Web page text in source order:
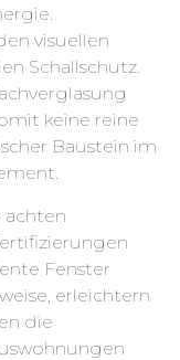
visuellen
Schallschutz.
keine reine
Baustein im
Fenster
erleichtern
die